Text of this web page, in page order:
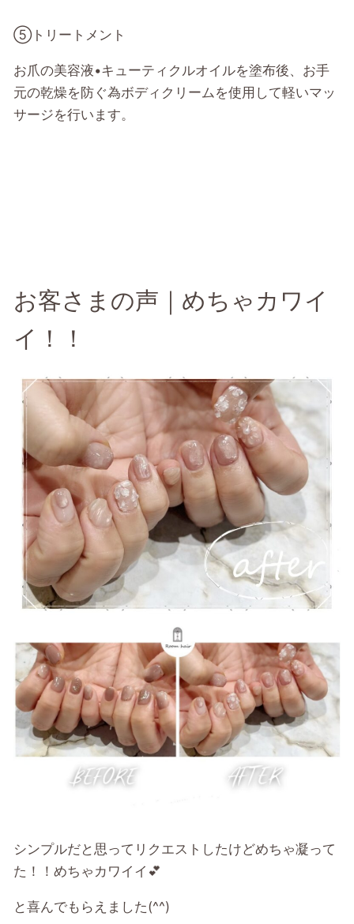
⑤トリートメント
お爪の美容液•キューティクルオイルを塗布後、お手
元の乾燥を防ぐ為ボディクリームを使用して軽いマッ
サージを行います。
お客さまの声｜めちゃカワイ
イ！！
シンプルだと思ってリクエストしたけどめちゃ凝って
た！！めちゃカワイイ💕
と喜んでもらえました(^^)